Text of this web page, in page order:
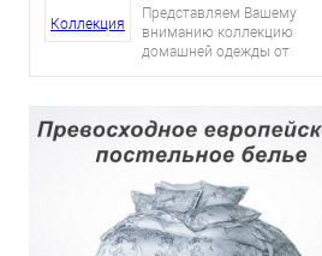
Представляем Вашему
вниманию коллекцию
домашней одежды от